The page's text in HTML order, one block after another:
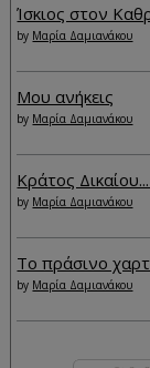
Ίσκιος στον
by Μαρία Δαμιανάκου
Μου ανήκεις
by Μαρία Δαμιανάκου
Κράτος
by Μαρία Δαμιανάκου
Το πράσινο
by Μαρία Δαμιανάκου